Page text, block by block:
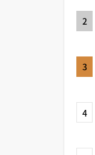
2
3
4